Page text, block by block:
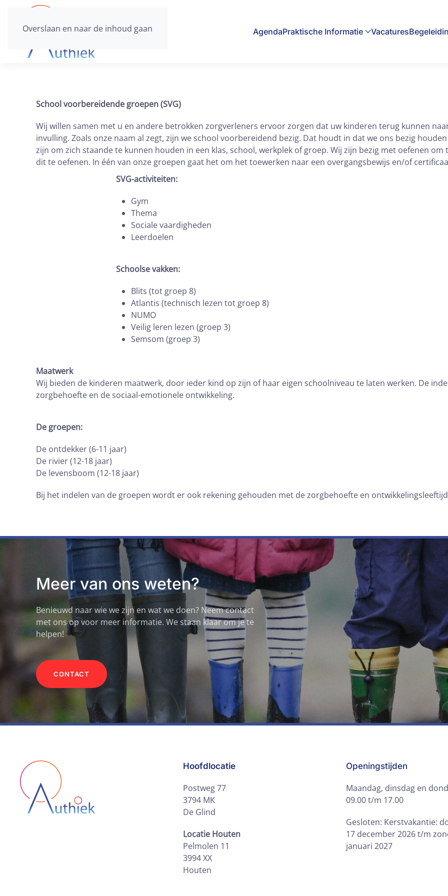
Overslaan en naar de inhoud gaan AgendaPraktische Informatie Vacatures
School voorbereidende groepen (SVG)
Wij willen samen met u en andere betrokken zorgverleners ervoor zorgen dat uw kinderen terug kunnen
invulling. Zoals onze naam al zegt, zijn we school voorbereidend bezig. Dat houdt in dat we ons bezig
zijn om zich staande te kunnen houden in een klas, school, werkplek of groep. Wij zijn bezig met oefenen
dit te oefenen. In één van onze groepen gaat het om het toewerken naar een overgangsbewijs en/of
SVG-activiteiten:
Gym
Thema
Sociale vaardigheden
Leerdoelen
Schoolse vakken:
Blits (tot groep 8)
Atlantis (technisch lezen tot groep 8)
NUMO
Veilig leren lezen (groep 3)
Semsom (groep 3)
Maatwerk
Wij bieden de kinderen maatwerk, door ieder kind op zijn of haar eigen schoolniveau te laten werken. De
zorgbehoefte en de sociaal-emotionele ontwikkeling.
De groepen:
De ontdekker (6-11 jaar)
De rivier (12-18 jaar)
De levensboom (12-18 jaar)
Bij het indelen van de groepen wordt er ook rekening gehouden met de zorgbehoefte en
Meer van ons weten?
Benieuwd naar wie we zijn en wat we doen? Neem contact
met ons op voor meer informatie. We staan klaar om je te
helpen!
CONTACT
Hoofdlocatie
Postweg 77
3794 MK
De Glind
Locatie Houten
Pelmolen 11
3994 XX
Houten
Openingstijden
Maandag, dinsdag en
09.00 t/m 17.00
Gesloten: Kerstvakantie:
17 december 2026 t/m
januari 2027